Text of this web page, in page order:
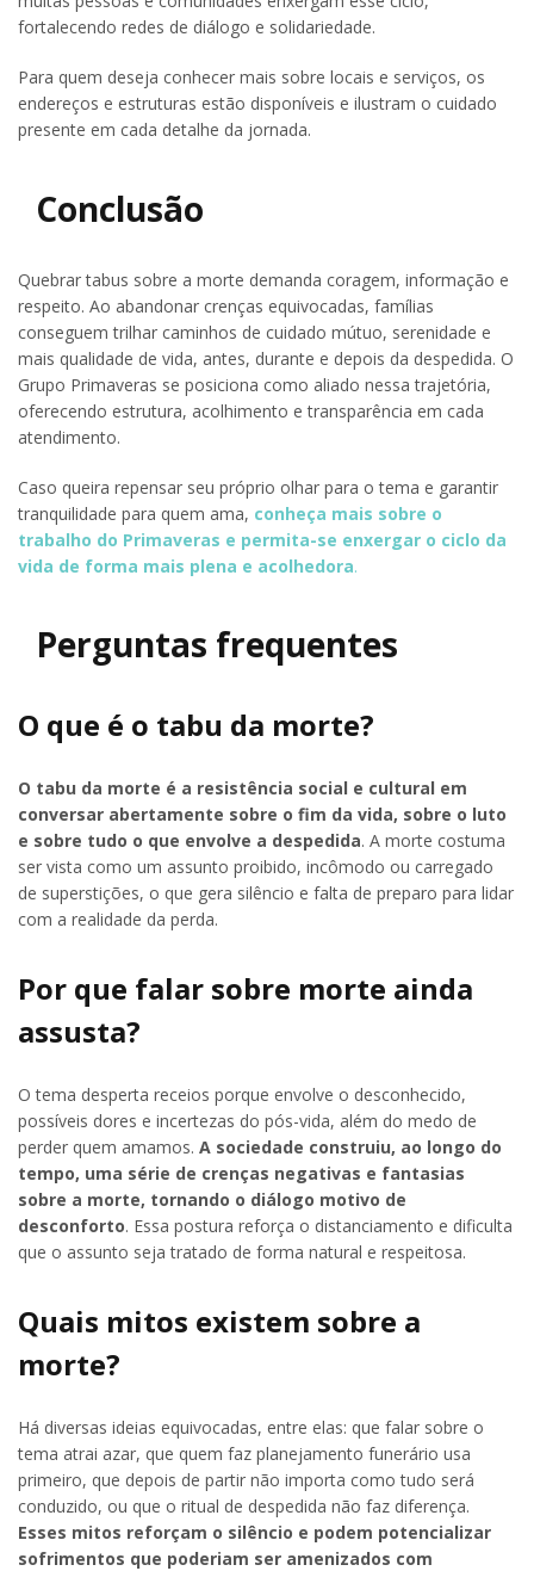
fortalecendo redes de diálogo e solidariedade.
Para quem deseja conhecer mais sobre locais e serviços, os
endereços e estruturas estão disponíveis e ilustram o cuidado
presente em cada detalhe da jornada.
Conclusão
Quebrar tabus sobre a morte demanda coragem, informação e
respeito. Ao abandonar crenças equivocadas, famílias
conseguem trilhar caminhos de cuidado mútuo, serenidade e
mais qualidade de vida, antes, durante e depois da despedida. O
Grupo Primaveras se posiciona como aliado nessa trajetória,
oferecendo estrutura, acolhimento e transparência em cada
atendimento.
Caso queira repensar seu próprio olhar para o tema e garantir
tranquilidade para quem ama, conheça mais sobre o
trabalho do Primaveras e permita-se enxergar o ciclo da
vida de forma mais plena e acolhedora.
Perguntas frequentes
O que é o tabu da morte?
O tabu da morte é a resistência social e cultural em
conversar abertamente sobre o fim da vida, sobre o luto
e sobre tudo o que envolve a despedida. A morte costuma
ser vista como um assunto proibido, incômodo ou carregado
de superstições, o que gera silêncio e falta de preparo para lidar
com a realidade da perda.
Por que falar sobre morte ainda
assusta?
O tema desperta receios porque envolve o desconhecido,
possíveis dores e incertezas do pós-vida, além do medo de
perder quem amamos. A sociedade construiu, ao longo do
tempo, uma série de crenças negativas e fantasias
sobre a morte, tornando o diálogo motivo de
desconforto. Essa postura reforça o distanciamento e dificulta
que o assunto seja tratado de forma natural e respeitosa.
Quais mitos existem sobre a
morte?
Há diversas ideias equivocadas, entre elas: que falar sobre o
tema atrai azar, que quem faz planejamento funerário usa
primeiro, que depois de partir não importa como tudo será
conduzido, ou que o ritual de despedida não faz diferença.
Esses mitos reforçam o silêncio e podem potencializar
sofrimentos que poderiam ser amenizados com